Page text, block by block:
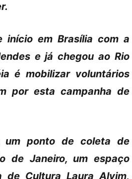
início em Brasília com a
e já chegou ao Rio
é mobilizar voluntários
por esta campanha de
um ponto de coleta de
de Janeiro, um espaço
de Cultura Laura Alvim,